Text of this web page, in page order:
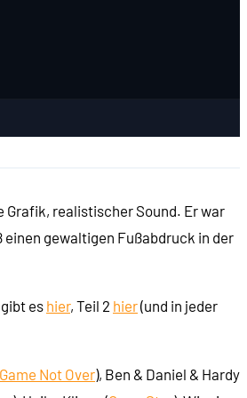
Grafik, realistischer Sound. Er war
gewaltigen Fußabdruck in der
eshier, Teil 2 hier(und in jeder
Game Not Over), Ben & Daniel & Hardy